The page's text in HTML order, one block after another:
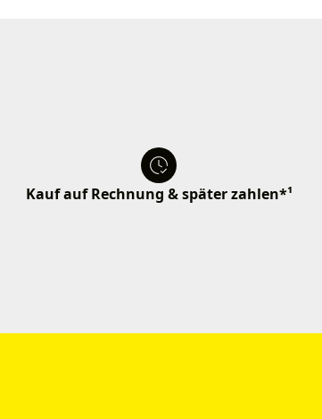
Kauf auf Rechnung & später zahlen*¹